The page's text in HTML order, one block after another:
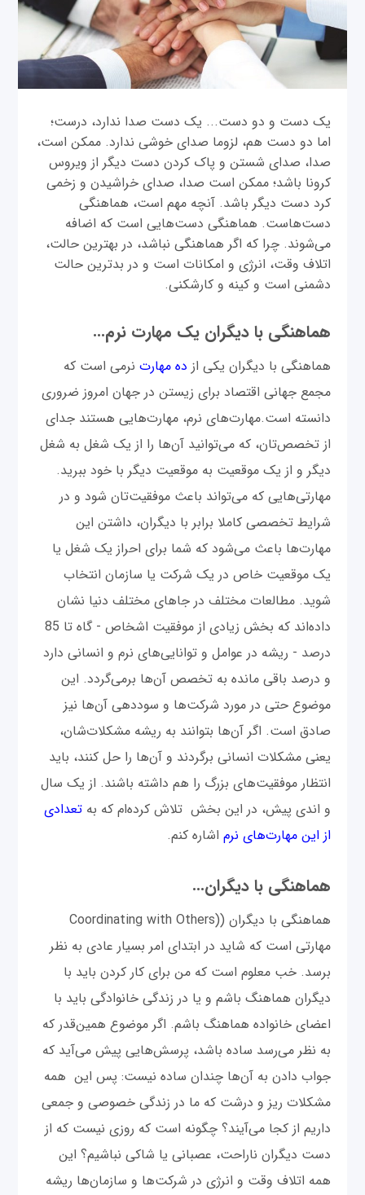
یک دست و دو دست... یک دست صدا ندارد، درست؛
اما دو دست هم، لزوما صدای خوشی ندارد. ممکن است،
صدا، صدای شستن و پاک کردن دست دیگر از ویروس
کرونا باشد؛ ممکن است صدا، صدای خراشیدن و زخمی
کرد دست دیگر باشد. آنچه مهم است، هماهنگی
دست‌هاست. هماهنگی دست‌هایی است که اضافه
می‌شوند. چرا که اگر هماهنگی نباشد، در بهترین حالت،
اتلاف وقت، انرژی و امکانات است و در بدترین حالت
دشمنی است و کینه و کارشکنی.
هماهنگی با دیگران یک مهارت نرم...
هماهنگی با دیگران یکی از ده مهارت نرمی است که
مجمع جهانی اقتصاد برای زیستن در جهان امروز ضروری
دانسته است.مهارت‌های نرم، مهارت‌هایی هستند جدای
از تخصص‌تان، که می‌توانید آن‌ها را از یک شغل به شغل
دیگر و از یک موقعیت به موقعیت دیگر با خود ببرید.
مهارتی‌هایی که می‌تواند باعث موفقیت‌تان شود و در
شرایط تخصصی کاملا برابر با دیگران، داشتن این
مهارت‌ها باعث می‌شود که شما برای احراز یک شغل یا
یک موقعیت خاص در یک شرکت یا سازمان انتخاب
شوید. مطالعات مختلف در جاهای مختلف دنیا نشان
داده‌اند که بخش زیادی از موفقیت اشخاص - گاه تا 85
درصد - ریشه در عوامل و توانایی‌های نرم و انسانی دارد
و درصد باقی مانده به تخصص آن‌ها برمی‌گردد. این
موضوع حتی در مورد شرکت‌ها و سوددهی آن‌ها نیز
صادق است. اگر آن‌ها بتوانند به ریشه مشکلات‌شان،
یعنی مشکلات انسانی برگردند و آن‌ها را حل کنند، باید
انتظار موفقیت‌های بزرگ را هم داشته باشند. از یک سال
و اندی پیش، در این بخش تلاش کرده‌ام که بهتعدادی
از این مهارت‌های نرم اشاره کنم.
هماهنگی با دیگران...
هماهنگی با دیگران ((Coordinating with Others
مهارتی است که شاید در ابتدای امر بسیار عادی به نظر
برسد. خب معلوم است که من برای کار کردن باید با
دیگران هماهنگ باشم و یا در زندگی خانوادگی باید با
اعضای خانواده هماهنگ باشم. اگر موضوع همین‌قدر که
به نظر می‌رسد ساده باشد، پرسش‌هایی پیش می‌آید که
جواب دادن به آن‌ها چندان ساده نیست: پس این همه
مشکلات ریز و درشت که ما در زندگی خصوصی و جمعی
داریم از کجا می‌آیند؟ چگونه است که روزی نیست که از
دست دیگران ناراحت، عصبانی یا شاکی نباشیم؟ این
همه اتلاف وقت و انرژی در شرکت‌ها و سازمان‌ها ریشه